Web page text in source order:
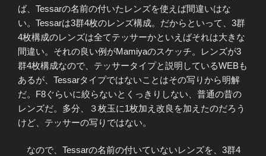
ば、Tessarの名前の付いたレンズを使えば間違いはな
い。Tessarは3群4枚のレンズ構成。だからといって、3群
4枚構成のレンズは全てテッサーかといえばそれは大きな
間違い。それの良い例がMamiyaのスケッチ。レンズが3
群4枚構成なので、テッサータイプと説明しているWEBも
あるが、Tessarタイプではないことはその写りから明解
だ。F8ぐらいに絞らないとくっきりしない、普通の昔の
レンズだ。多分、３枚玉に1枚加え改良を加えたのだろう
けど、テッサーの写りではない。
なので、Tessarの名前の付いていないレンズを、3群4